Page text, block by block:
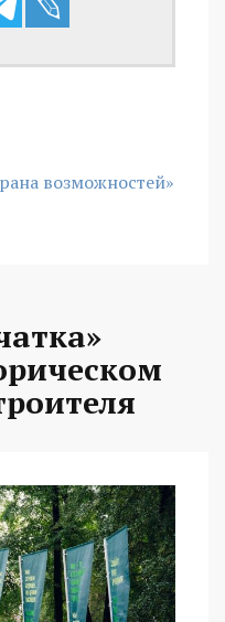
возможностей»